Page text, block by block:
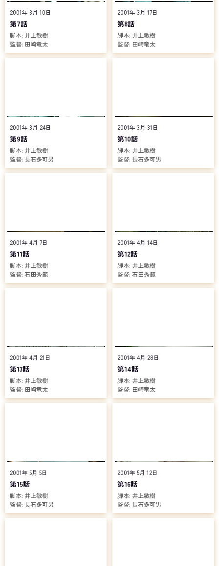
2001年 3月 10日
第7話
脚本: 井上敏樹
監督: 田崎竜太
2001年 3月 17日
第8話
脚本: 井上敏樹
監督: 田崎竜太
2001年 3月 24日
第9話
脚本: 井上敏樹
監督: 長石多可男
2001年 3月 31日
第10話
脚本: 井上敏樹
監督: 長石多可男
2001年 4月 7日
第11話
脚本: 井上敏樹
監督: 石田秀範
2001年 4月 14日
第12話
脚本: 井上敏樹
監督: 石田秀範
2001年 4月 21日
第13話
脚本: 井上敏樹
監督: 田崎竜太
2001年 4月 28日
第14話
脚本: 井上敏樹
監督: 田崎竜太
2001年 5月 5日
第15話
脚本: 井上敏樹
監督: 長石多可男
2001年 5月 12日
第16話
脚本: 井上敏樹
監督: 長石多可男